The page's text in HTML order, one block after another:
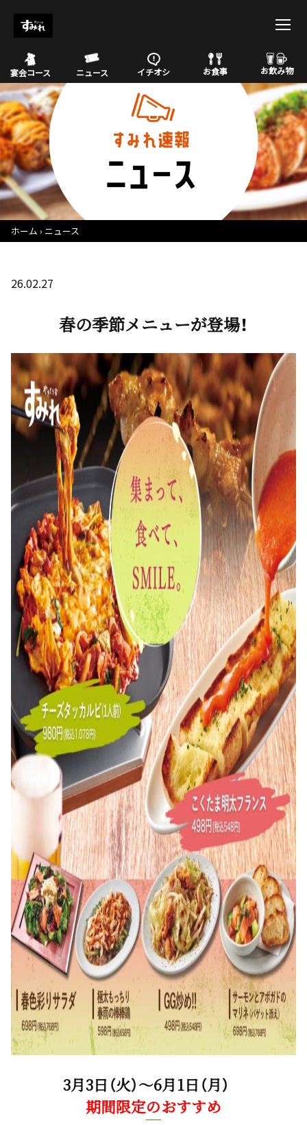
宴会コース ニュース イチオシ お食事 お飲み物
ホーム ニュース
26.02.27
春の季節メニューが登場！
3月3日（火）～6月1日（月）
期間限定のおすすめ